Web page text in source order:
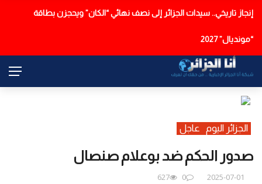
عاجل
إنجاز تاريخي.. سيدات الجزائر إلى نصف نهائي “الكان” ويحجزن بطاقة
“مونديال” 2027
الجزائر اليوم عاجل
صدور الحكم ضد بوعلام صنصال
2025-07-01
0
627